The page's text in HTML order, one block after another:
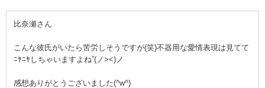
比奈瀬さん
こんな彼氏がいたら苦労しそうですが(笑)不器用な愛情表現は見てて
ﾆﾔﾆﾔしちゃいますよね”(ノ><)ノ
感想ありがとうございました(^w^)